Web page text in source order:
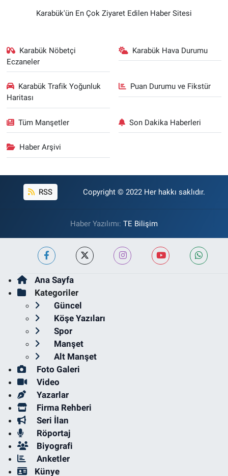
Karabük'ün En Çok Ziyaret Edilen Haber Sitesi
Karabük Nöbetçi
Eczaneler
Karabük Hava Durumu
Karabük Trafik Yoğunluk
Haritası
Puan Durumu ve Fikstür
Tüm Manşetler Son Dakika Haberleri
Haber Arşivi
RSS Copyright © 2022 Her hakkı saklıdır.
Haber Yazılımı: TE Bilişim
Ana Sayfa
Kategoriler
Güncel
Köşe Yazıları
Spor
Manşet
Alt Manşet
Foto Galeri
Video
Yazarlar
Firma Rehberi
Seri İlan
Röportaj
Biyografi
Anketler
Künye